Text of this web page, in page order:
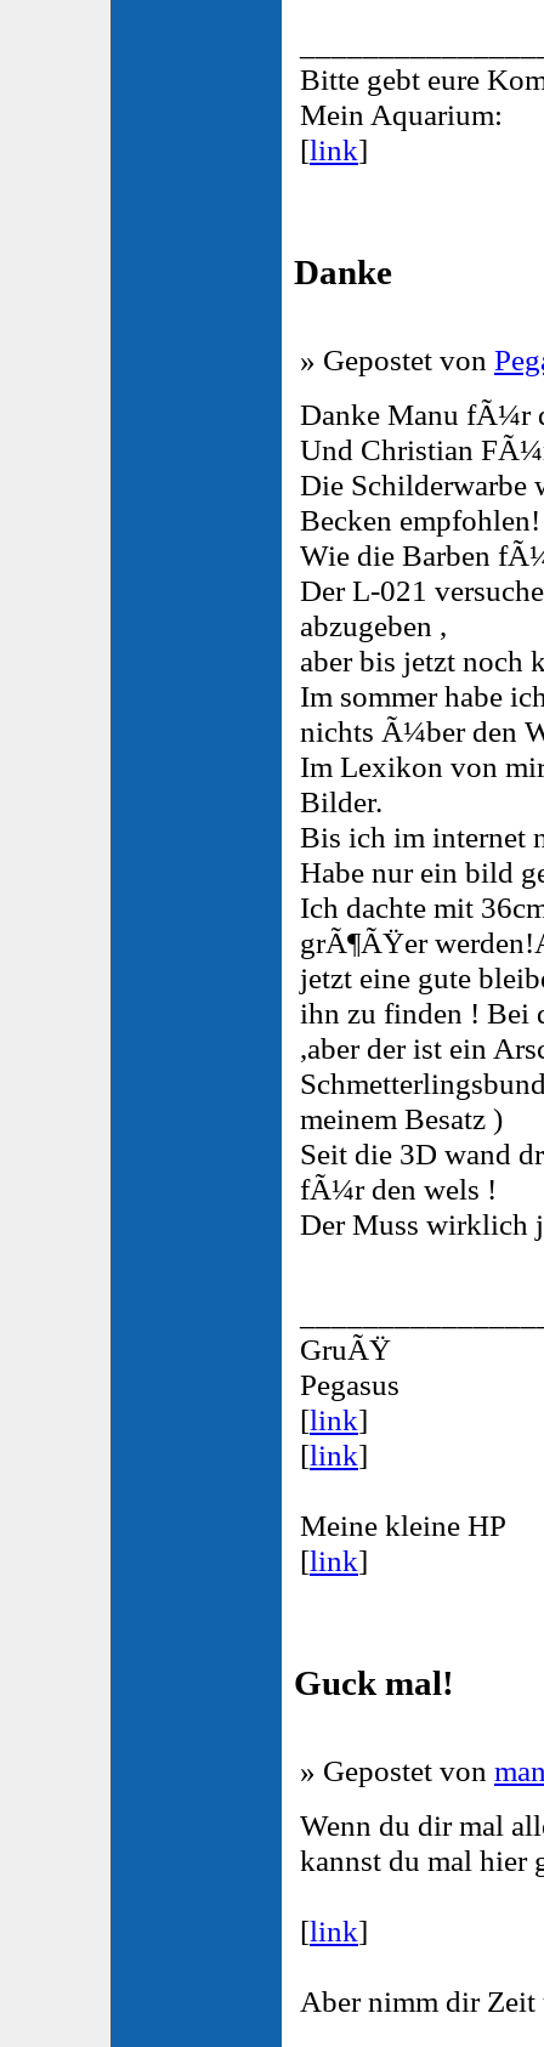
Bitte gebt eure
Mein Aquarium:
[link]
Danke
» Gepostet von
Danke Manu fÃ¼r
Und Christian
Die
Becken empfohlen!
Wie die Barben
Der L-021
abzugeben ,
aber bis jetzt noch
Im sommer habe
nichts Ã¼ber den
Im Lexikon von
Bilder.
Bis ich im internet
Habe nur ein bild
Ich dachte mit
grÃ¶ÃŸer
jetzt eine gute
ihn zu finden ! Bei
,aber der ist ein
meinem Besatz )
Seit die 3D wand
fÃ¼r den wels !
Der Muss wirklich
GruÃŸ
Pegasus
[link]
[link]
Meine kleine HP
[link]
Guck mal!
» Gepostet von
Wenn du dir mal
kannst du mal hier
[link]
Aber nimm dir